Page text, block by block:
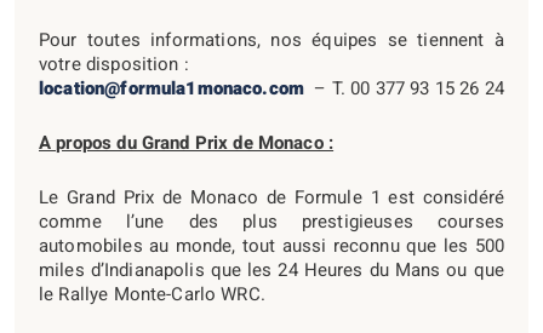
Pour toutes informations, nos équipes se tiennent à
votre disposition :
location@formula1monaco.com – T. 00 377 93 15 26 24
A propos du Grand Prix de Monaco :
Le Grand Prix de Monaco de Formule 1 est considéré
comme l’une des plus prestigieuses courses
automobiles au monde, tout aussi reconnu que les 500
miles d’Indianapolis que les 24 Heures du Mans ou que
le Rallye Monte-Carlo WRC.